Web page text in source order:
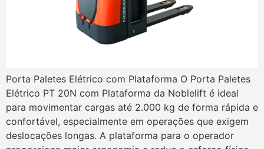
Porta Paletes Elétrico com Plataforma O Porta Paletes
Elétrico PT 20N com Plataforma da Noblelift é ideal
para movimentar cargas até 2.000 kg de forma rápida e
confortável, especialmente em operações que exigem
deslocações longas. A plataforma para o operador